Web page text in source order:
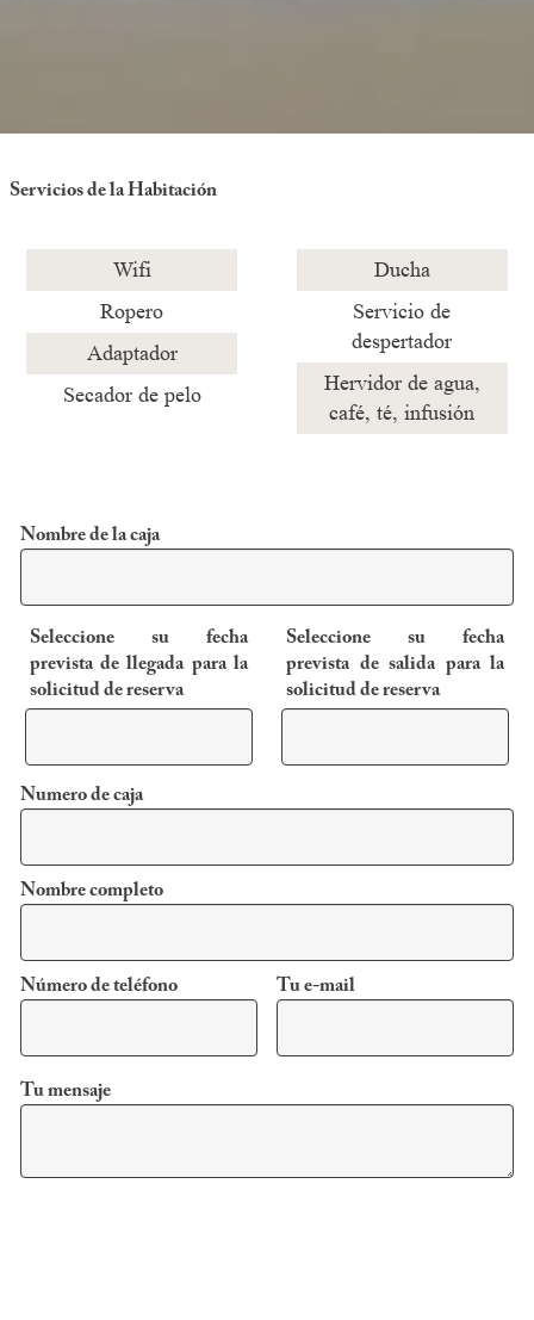
Servicios de la Habitación
Wifi
Ropero
Adaptador
Secador de pelo
Ducha
Servicio de
despertador
Hervidor de agua,
café, té, infusión
Nombre de la caja
Seleccione su fecha
prevista de llegada para la
solicitud de reserva
Seleccione su fecha
prevista de salida para la
solicitud de reserva
Numero de caja
Nombre completo
Número de teléfono Tu e-mail
Tu mensaje